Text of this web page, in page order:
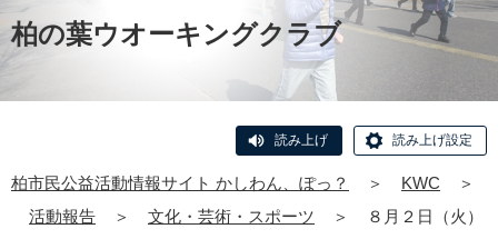
柏の葉ウオーキングクラブ
読み上げ 読み上げ設定
柏市民公益活動情報サイト かしわん、ぽっ？ ＞ KWC
＞
活動報告
＞ 文化・芸術・スポーツ ＞
８月２日（火）